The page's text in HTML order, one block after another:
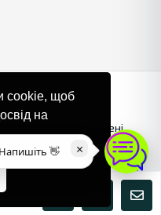
Усі права захищені.
×
👋
cookie, щоб
на